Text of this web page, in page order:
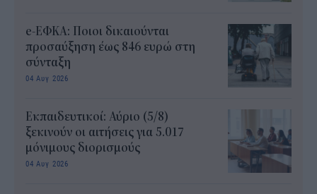
e-ΕΦΚΑ: Ποιοι δικαιούνται
προσαύξηση έως 846 ευρώ στη
σύνταξη
04 Αυγ 2026
Εκπαιδευτικοί: Αύριο (5/8)
ξεκινούν οι αιτήσεις για 5.017
μόνιμους διορισμούς
04 Αυγ 2026